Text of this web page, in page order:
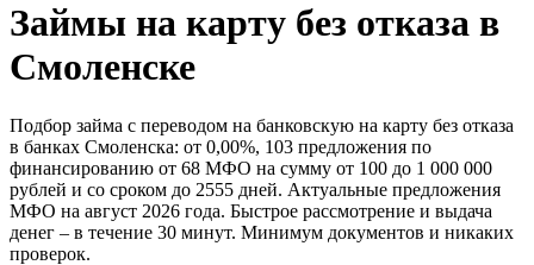
Займы на карту без отказа в
Смоленске
Подбор займа с переводом на банковскую на карту без отказа
в банках Смоленска: от 0,00%, 103 предложения по
финансированию от 68 МФО на сумму от 100 до 1 000 000
рублей и со сроком до 2555 дней. Актуальные предложения
МФО на август 2026 года. Быстрое рассмотрение и выдача
денег – в течение 30 минут. Минимум документов и никаких
проверок.